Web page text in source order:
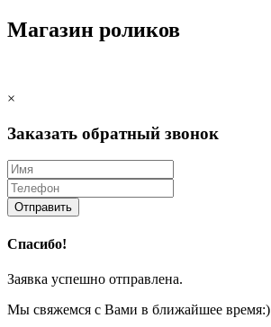
Магазин роликов
×
Заказать обратный звонок
Отправить
Спасибо!
Заявка успешно отправлена.
Мы свяжемся с Вами в ближайшее время:)